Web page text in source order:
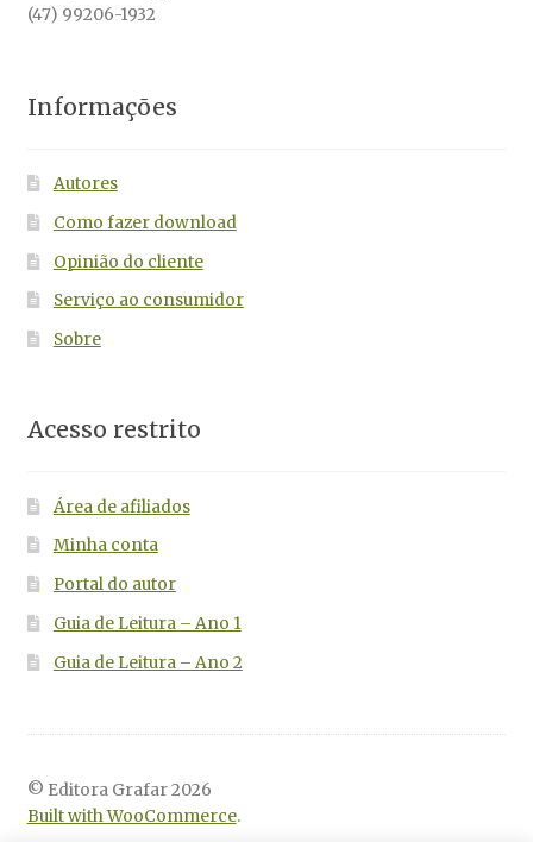
(47) 99206-1932
Informações
Autores
Como fazer download
Opinião do cliente
Serviço ao consumidor
Sobre
Acesso restrito
Área de afiliados
Minha conta
Portal do autor
Guia de Leitura – Ano 1
Guia de Leitura – Ano 2
© Editora Grafar 2026
Built with WooCommerce.